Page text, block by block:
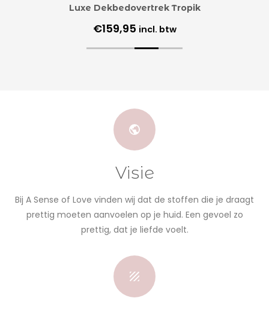
Luxe Dekbedovertrek Tropik
€159,95 incl. btw
Visie
Bij A Sense of Love vinden wij dat de stoffen die je draagt
prettig moeten aanvoelen op je huid. Een gevoel zo
prettig, dat je liefde voelt.